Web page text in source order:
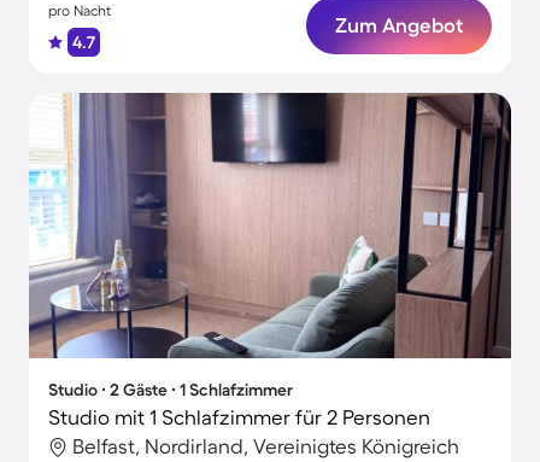
pro Nacht
4.7
Zum Angebot
Studio ∙ 2 Gäste ∙ 1 Schlafzimmer
Studio mit 1 Schlafzimmer für 2 Personen
Belfast, Nordirland, Vereinigtes Königreich